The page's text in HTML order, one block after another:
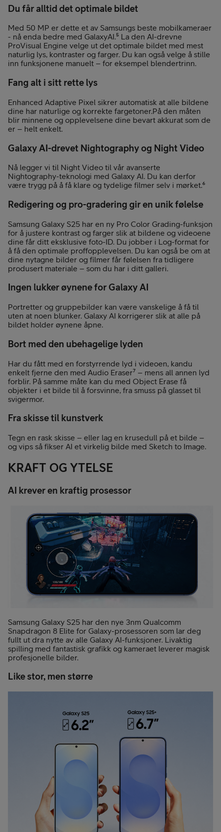
Du får alltid det optimale bildet
Med 50 MP er dette et av Samsungs beste mobilkameraer
- nå enda bedre med GalaxyAI.⁵ La den AI-drevne
ProVisual Engine velge ut det optimale bildet med mest
naturlig lys, kontraster og farger. Du kan også velge å stille
inn funksjonene manuelt – for eksempel blendertrinn.
Fang alt i sitt rette lys
Enhanced Adaptive Pixel sikrer automatisk at alle bildene
dine har naturlige og korrekte fargetoner.På den måten
blir minnene og opplevelsene dine bevart akkurat som de
er – helt enkelt.
Galaxy AI-drevet Nightography og Night Video
Nå legger vi til Night Video til vår avanserte
Nightography-teknologi med Galaxy AI. Du kan derfor
være trygg på å få klare og tydelige filmer selv i mørket.⁶
Redigering og pro-gradering gir en unik følelse
Samsung Galaxy S25 har en ny Pro Color Grading-funksjon
for å justere kontrast og farger slik at bildene og videoene
dine får ditt eksklusive foto-ID. Du jobber i Log-format for
å få den optimale proffopplevelsen. Du kan også be om at
dine nytagne bilder og filmer får følelsen fra tidligere
produsert materiale – som du har i ditt galleri.
Ingen lukker øynene for Galaxy AI
Portretter og gruppebilder kan være vanskelige å få til
uten at noen blunker. Galaxy AI korrigerer slik at alle på
bildet holder øynene åpne.
Bort med den ubehagelige lyden
Har du fått med en forstyrrende lyd i videoen, kandu
enkelt fjerne den med Audio Eraser⁷ – mens all annen lyd
forblir. På samme måte kan du med Object Erase få
objekter i et bilde til å forsvinne, fra smuss på glasset til
svigermor.
Fra skisse til kunstverk
Tegn en rask skisse – eller lag en krusedull på et bilde –
og vips så fikser AI et virkelig bilde med Sketch to Image.
KRAFT OG YTELSE
AI krever en kraftig prosessor
Samsung Galaxy S25 har den nye 3nm Qualcomm
Snapdragon 8 Elite for Galaxy-prosessoren som lar deg
fullt ut dra nytte av alle Galaxy AI-funksjoner. Livaktig
spilling med fantastisk grafikk og kameraet leverer magisk
profesjonelle bilder.
Like stor, men større